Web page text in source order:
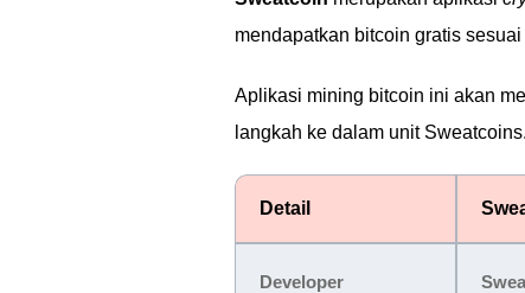
mendapatkan bitcoin gratis
Aplikasi mining bitcoin ini akan
langkah ke dalam unit Sweatcoins.
Detail
Developer